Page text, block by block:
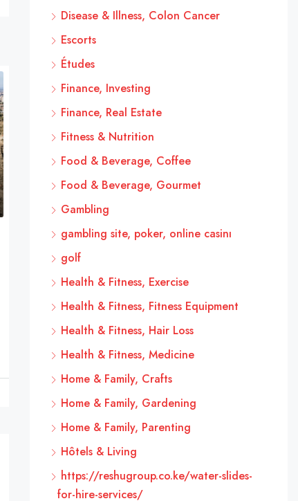
Disease & Illness, Colon Cancer
Escorts
Études
Finance, Investing
Finance, Real Estate
Fitness & Nutrition
Food & Beverage, Coffee
Food & Beverage, Gourmet
Gambling
gambling site, poker, online casinı
golf
Health & Fitness, Exercise
Health & Fitness, Fitness Equipment
Health & Fitness, Hair Loss
Health & Fitness, Medicine
Home & Family, Crafts
Home & Family, Gardening
Home & Family, Parenting
Hôtels & Living
https://reshugroup.co.ke/water-slides-
for-hire-services/